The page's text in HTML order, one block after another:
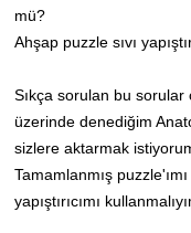
mü?
Ahşap puzzle sıvı
Sıkça sorulan bu
üzerinde denediğim
sizlere aktarmak
Tamamlanmış puzzle'ımı
yapıştırıcımı